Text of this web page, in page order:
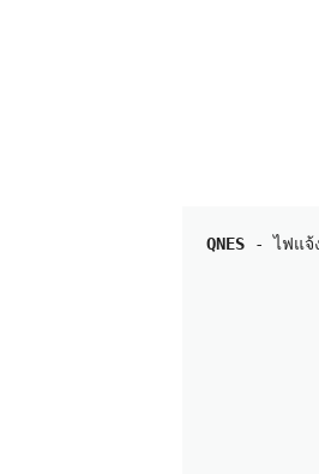
QNES - ไฟแจ้